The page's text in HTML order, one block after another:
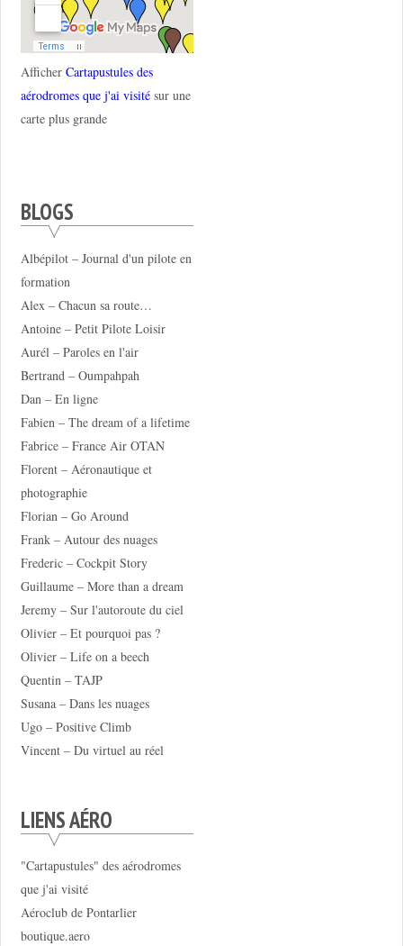
Afficher Cartapustules des
aérodromes que j'ai visitésur une
carte plus grande
BLOGS
Albépilot – Journal d'un pilote en
formation
Alex – Chacun sa route…
Antoine – Petit Pilote Loisir
Aurél – Paroles en l'air
Bertrand – Oumpahpah
Dan – En ligne
Fabien – The dream of a lifetime
Fabrice – France Air OTAN
Florent – Aéronautique et
photographie
Florian – Go Around
Frank – Autour des nuages
Frederic – Cockpit Story
Guillaume – More than a dream
Jeremy – Sur l'autoroute du ciel
Olivier – Et pourquoi pas ?
Olivier – Life on a beech
Quentin – TAJP
Susana – Dans les nuages
Ugo – Positive Climb
Vincent – Du virtuel au réel
LIENS AÉRO
"Cartapustules" des aérodromes
que j'ai visité
Aéroclub de Pontarlier
boutique.aero